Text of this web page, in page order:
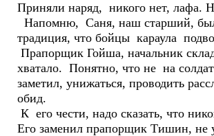
Приняли наряд, никого нет, лафа.
Напомню, Саня, наш старший, был
традиция, что бойцы караула
Прапорщик Гойша, начальник
хватало. Понятно, что не на
заметил, унижаться, проводить
обид.
К его чести, надо сказать, что
Его заменил прапорщик Тишин, не